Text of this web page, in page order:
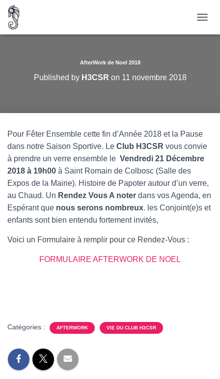
U
R
L
A
V
I
A
AfterWork de Noel 2018
Published by H3CSR on 11 novembre 2018
Pour Fêter Ensemble cette fin d’Année 2018 et la Pause
dans notre Saison Sportive. Le Club H3CSR vous convie
à prendre un verre ensemble le Vendredi 21 Décembre
2018 à 19h00 à Saint Romain de Colbosc (Salle des
Expos de la Mairie). Histoire de Papoter autour d’un verre,
au Chaud. Un Rendez Vous A noter dans vos Agenda, en
Espérant que nous serons nombreux. les Conjoint(e)s et
enfants sont bien entendu fortement invités,
Voici un Formulaire à remplir pour ce Rendez-Vous :
FORMULAIRE AFTERWORK DE NOEL
Catégories : AFTERWORK VIE DU CLUB H3CSR